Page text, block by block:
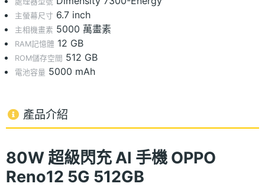
主螢幕尺寸 6.7 inch
主相機畫素 5000 萬畫素
RAM記憶體 12 GB
ROM儲存空間 512 GB
電池容量 5000 mAh
產品介紹
80W 超級閃充 AI 手機 OPPO
Reno12 5G 512GB